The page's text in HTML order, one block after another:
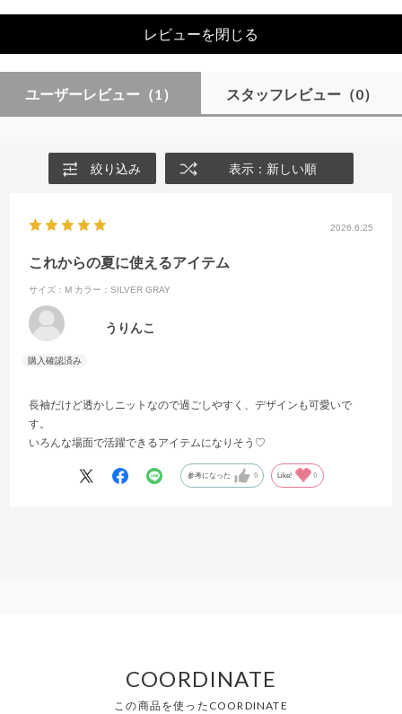
レビューを閉じる
ユーザーレビュー （1） スタッフレビュー（0）
絞り込み 表示：新しい順
2026.6.25
これからの夏に使えるアイテム
サイズ：M カラー：SILVER GRAY
うりんこ
長袖だけど透かしニットなので過ごしやすく、デザインも可愛いで
す。
いろんな場面で活躍できるアイテムになりそう♡
参考になった 0 Like! 0
COORDINATE
この商品を使ったCOORDINATE